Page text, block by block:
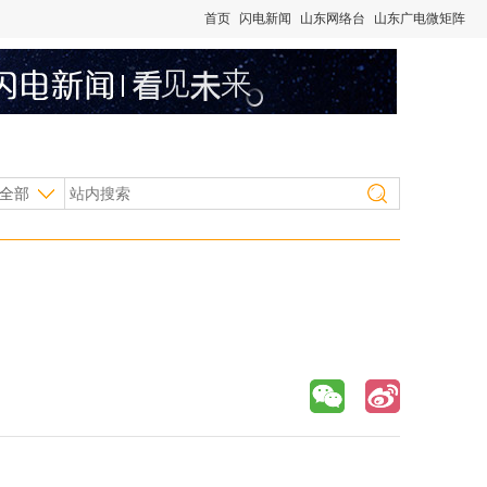
首页 闪电新闻 山东网络台 山东广电微矩阵
部